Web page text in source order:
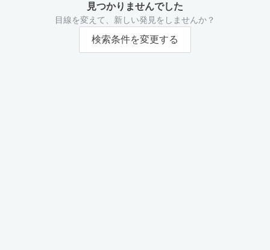
見つかりませんでした
目線を変えて、新しい発見をしませんか？
検索条件を変更する